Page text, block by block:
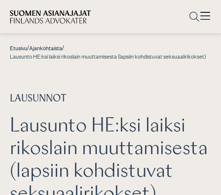
Etusivu/Ajankohtaista/
Lausunto HE:ksi laiksi rikoslain muuttamisesta (lapsiin kohdistuvat seksuaalirikokset)
LAUSUNNOT
Lausunto HE:ksi laiksi
rikoslain muuttamisesta
(lapsiin kohdistuvat